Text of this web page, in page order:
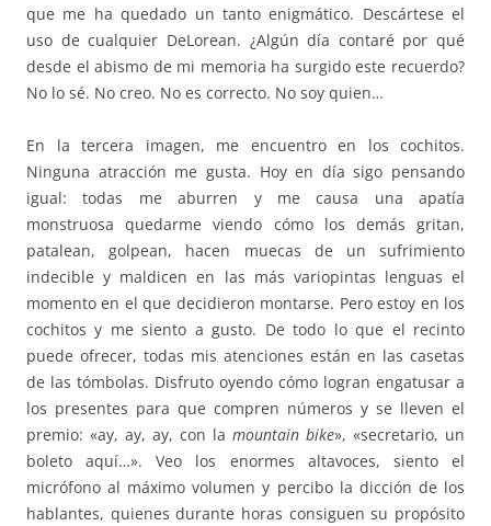
que me ha quedado un tanto enigmático. Descártese el
uso de cualquier DeLorean. ¿Algún día contaré por qué
desde el abismo de mi memoria ha surgido este recuerdo?
No lo sé. No creo. No es correcto. No soy quien…
En la tercera imagen, me encuentro en los cochitos.
Ninguna atracción me gusta. Hoy en día sigo pensando
igual: todas me aburren y me causa una apatía
monstruosa quedarme viendo cómo los demás gritan,
patalean, golpean, hacen muecas de un sufrimiento
indecible y maldicen en las más variopintas lenguas el
momento en el que decidieron montarse. Pero estoy en los
cochitos y me siento a gusto. De todo lo que el recinto
puede ofrecer, todas mis atenciones están en las casetas
de las tómbolas. Disfruto oyendo cómo logran engatusar a
los presentes para que compren números y se lleven el
premio: «ay, ay, ay, con la mountain bike», «secretario, un
boleto aquí…». Veo los enormes altavoces, siento el
micrófono al máximo volumen y percibo la dicción de los
hablantes, quienes durante horas consiguen su propósito